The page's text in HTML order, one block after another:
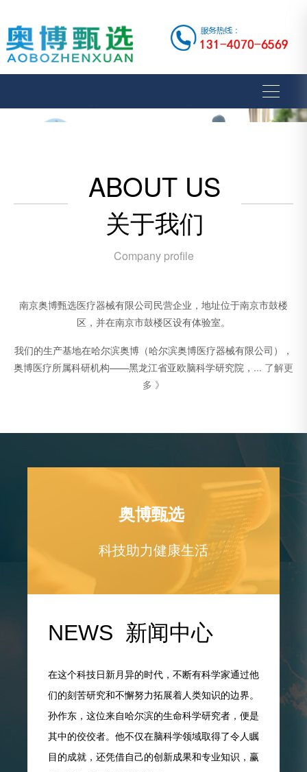
ABOUT US
关于我们
Company profile
南京奥博甄选医疗器械有限公司民营企业，地址位于南京市鼓楼
区，并在南京市鼓楼区设有体验室。
我们的生产基地在哈尔滨奥博（哈尔滨奥博医疗器械有限公司），
奥博医疗所属科研机构——黑龙江省亚欧脑科学研究院， ... 了解更
多 》
奥博甄选
科技助力健康生活
NEWS 新闻中心
在这个科技日新月异的时代，不断有科学家通过他
们的刻苦研究和不懈努力拓展着人类知识的边界。
孙作东，这位来自哈尔滨的生命科学研究者，便是
其中的佼佼者。他不仅在脑科学领域取得了令人瞩
目的成就，还凭借自己的创新成果和专业知识，赢